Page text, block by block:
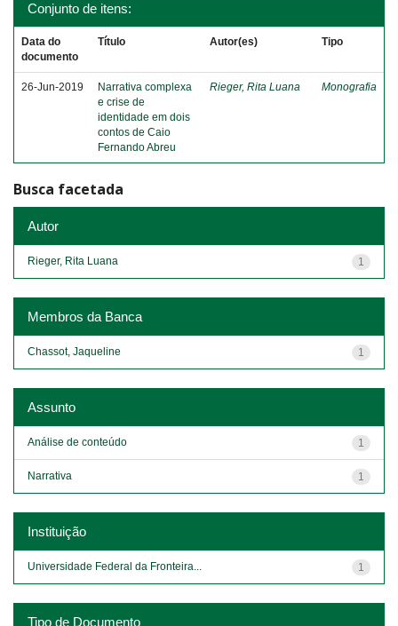
Conjunto de itens:
Data do
documento
Título Autor(es) Tipo
26-Jun-2019
Narrativa complexa
e crise de
identidade em dois
contos de Caio
Fernando Abreu
Rieger, Rita Luana Monografia
Busca facetada
Autor
1
Rieger, Rita Luana
Membros da Banca
1
Chassot, Jaqueline
Assunto
1
Análise de conteúdo
1
Narrativa
Instituição
1
Universidade Federal da Fronteira...
Tipo de Documento